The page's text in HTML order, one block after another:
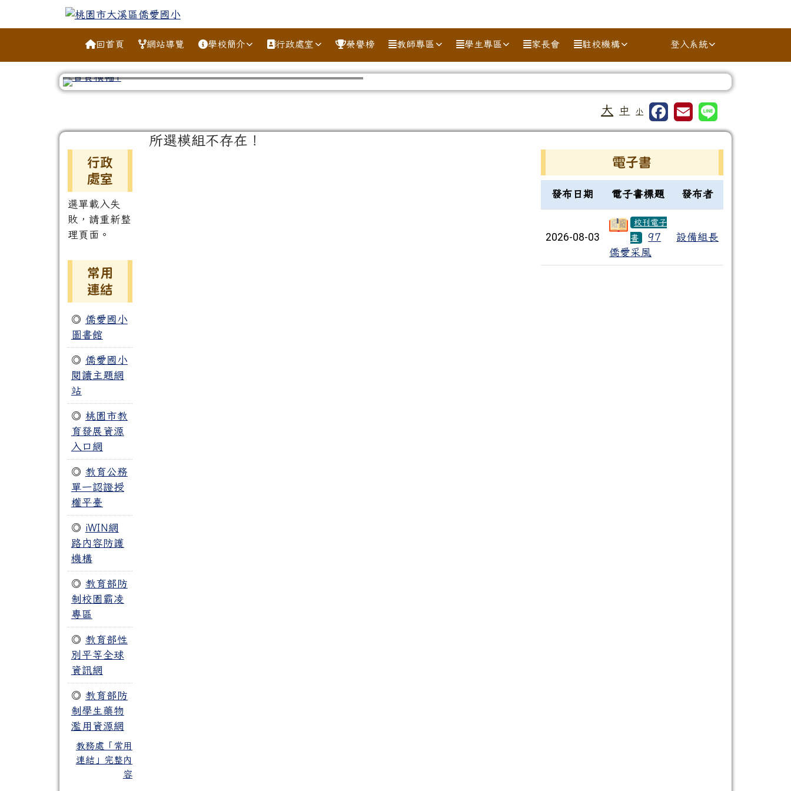
桃園市大溪區僑愛國小
回首頁 網站導覽 學校簡介 行政處室 榮譽榜 教師專區 學生專區 家長會 駐校機構 登入系統
大 中 小
左邊區域內容
行政
處室
選單載入失
敗，請重新整
理頁面。
常用
連結
◎ 僑愛國小
圖書館
◎ 僑愛國小
閱讀主題網
站
◎ 桃園市教
育發展資源
入口網
◎ 教育公務
單一認證授
權平臺
◎ iWIN網
路內容防護
機構
◎ 教育部防
制校園霸凌
專區
◎ 教育部性
別平等全球
資訊網
◎ 教育部防
制學生藥物
濫用資源網
教務處「常用
連結」完整內
容
主內容區域
所選模組不存在！
右邊區域內容
電子書
電子書列表
發布日期 電子書標題 發布者
2026-08-03
校刊電子
書
97
僑愛采風
設備組長
頁尾區域